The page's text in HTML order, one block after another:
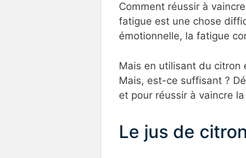
Comment réussir à
fatigue est une chose
émotionnelle, la fatigue
Mais en utilisant du citron
Mais, est-ce suffisant ?
et pour réussir à vaincre
Le jus de